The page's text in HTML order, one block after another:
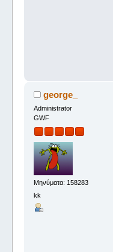
george_
Administrator
GWF
Μηνύματα: 158283
kk